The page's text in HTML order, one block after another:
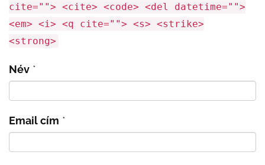
cite=""> <cite> <code> <del datetime="">
<em> <i> <q cite=""> <s> <strike>
<strong>
Név *
Email cím *